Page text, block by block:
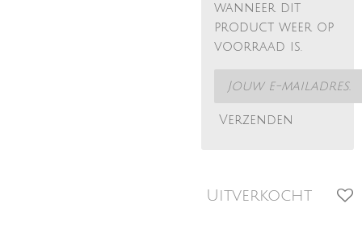
wanneer dit
product weer op
voorraad is.
Verzenden
Uitverkocht